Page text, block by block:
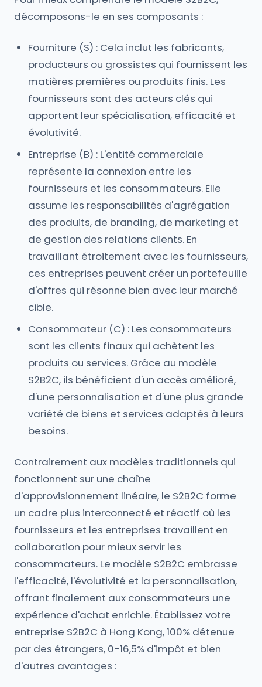
décomposons-le en ses composants :
Fourniture (S) : Cela inclut les fabricants,
producteurs ou grossistes qui fournissent les
matières premières ou produits finis. Les
fournisseurs sont des acteurs clés qui
apportent leur spécialisation, efficacité et
évolutivité.
Entreprise (B) : L'entité commerciale
représente la connexion entre les
fournisseurs et les consommateurs. Elle
assume les responsabilités d'agrégation
des produits, de branding, de marketing et
de gestion des relations clients. En
travaillant étroitement avec les fournisseurs,
ces entreprises peuvent créer un portefeuille
d'offres qui résonne bien avec leur marché
cible.
Consommateur (C) : Les consommateurs
sont les clients finaux qui achètent les
produits ou services. Grâce au modèle
S2B2C, ils bénéficient d'un accès amélioré,
d'une personnalisation et d'une plus grande
variété de biens et services adaptés à leurs
besoins.
Contrairement aux modèles traditionnels qui
fonctionnent sur une chaîne
d'approvisionnement linéaire, le S2B2C forme
un cadre plus interconnecté et réactif où les
fournisseurs et les entreprises travaillent en
collaboration pour mieux servir les
consommateurs. Le modèle S2B2C embrasse
l'efficacité, l'évolutivité et la personnalisation,
offrant finalement aux consommateurs une
expérience d'achat enrichie. Établissez votre
entreprise S2B2C à Hong Kong, 100% détenue
par des étrangers, 0-16,5% d'impôt et bien
d'autres avantages :